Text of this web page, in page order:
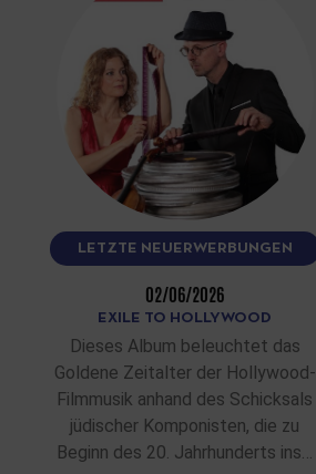
LETZTE NEUERWERBUNGEN
02/06/2026
EXILE TO HOLLYWOOD
Dieses Album beleuchtet das
Goldene Zeitalter der Hollywood-
Filmmusik anhand des Schicksals
jüdischer Komponisten, die zu
Beginn des 20. Jahrhunderts ins…